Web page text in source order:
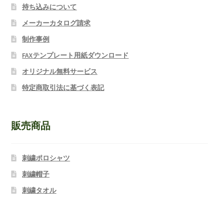
持ち込みについて
メーカーカタログ請求
制作事例
FAXテンプレート用紙ダウンロード
オリジナル無料サービス
特定商取引法に基づく表記
販売商品
刺繍ポロシャツ
刺繍帽子
刺繍タオル